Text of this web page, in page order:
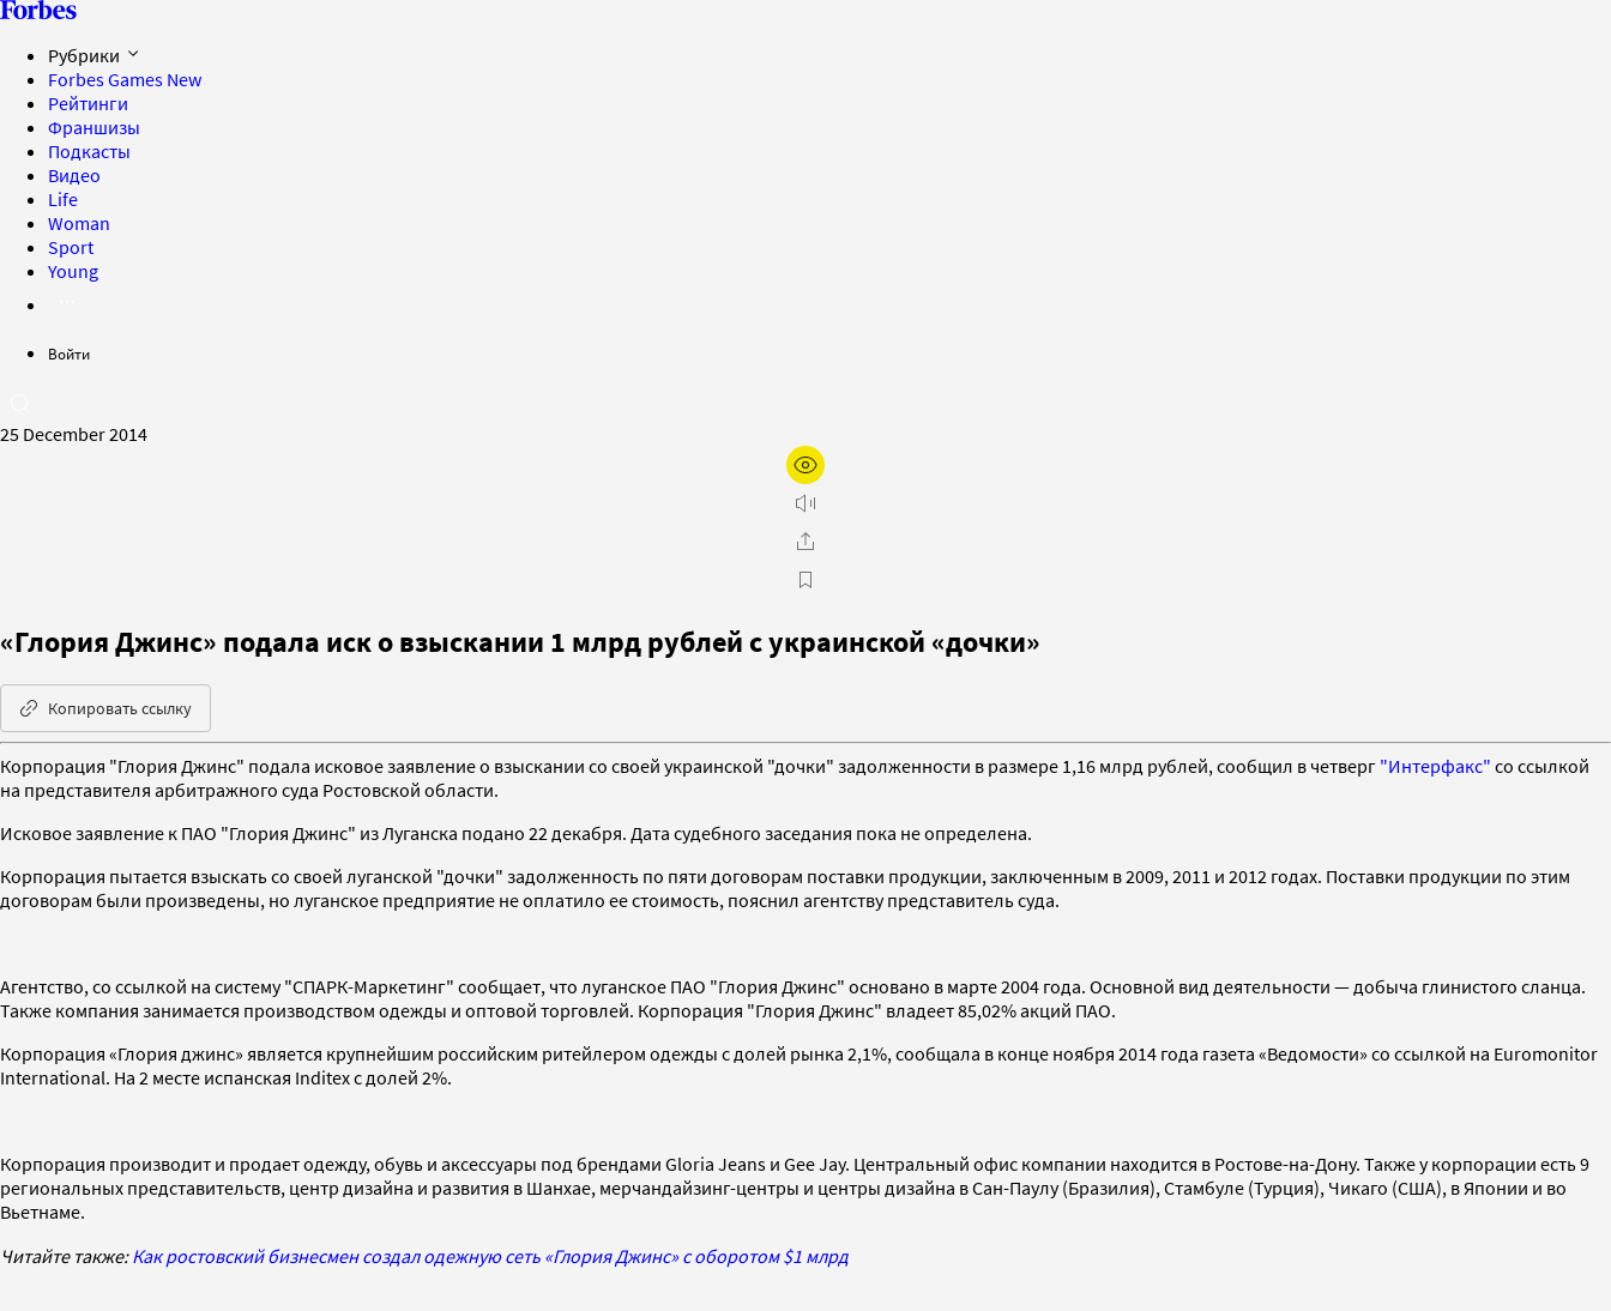
Рубрики
Forbes Games New
Рейтинги
Франшизы
Подкасты
Видео
Life
Woman
Sport
Young
Войти
25 December 2014
«Глория Джинс» подала иск о взыскании 1 млрд рублей с украинской «дочки»
Копировать ссылку
Корпорация "Глория Джинс" подала исковое заявление о взыскании со своей украинской "дочки" задолженности в размере 1,16 млрд рублей, сообщил в четверг "Интерфакс" со ссылкой
на представителя арбитражного суда Ростовской области.
Исковое заявление к ПАО "Глория Джинс" из Луганска подано 22 декабря. Дата судебного заседания пока не определена.
Корпорация пытается взыскать со своей луганской "дочки" задолженность по пяти договорам поставки продукции, заключенным в 2009, 2011 и 2012 годах. Поставки продукции по этим
договорам были произведены, но луганское предприятие не оплатило ее стоимость, пояснил агентству представитель суда.
Агентство, со ссылкой на систему "СПАРК-Маркетинг" сообщает, что луганское ПАО "Глория Джинс" основано в марте 2004 года. Основной вид деятельности — добыча глинистого сланца.
Также компания занимается производством одежды и оптовой торговлей. Корпорация "Глория Джинс" владеет 85,02% акций ПАО.
Корпорация «Глория джинс» является крупнейшим российским ритейлером одежды с долей рынка 2,1%, сообщала в конце ноября 2014 года газета «Ведомости» со ссылкой на Euromonitor
International. На 2 месте испанская Inditex с долей 2%.
Корпорация производит и продает одежду, обувь и аксессуары под брендами Gloria Jeans и Gee Jay. Центральный офис компании находится в Ростове-на-Дону. Также у корпорации есть 9
региональных представительств, центр дизайна и развития в Шанхае, мерчандайзинг-центры и центры дизайна в Сан-Паулу (Бразилия), Стамбуле (Турция), Чикаго (США), в Японии и во
Вьетнаме.
Читайте также:Как ростовский бизнесмен создал одежную сеть «Глория Джинс» с оборотом $1 млрд